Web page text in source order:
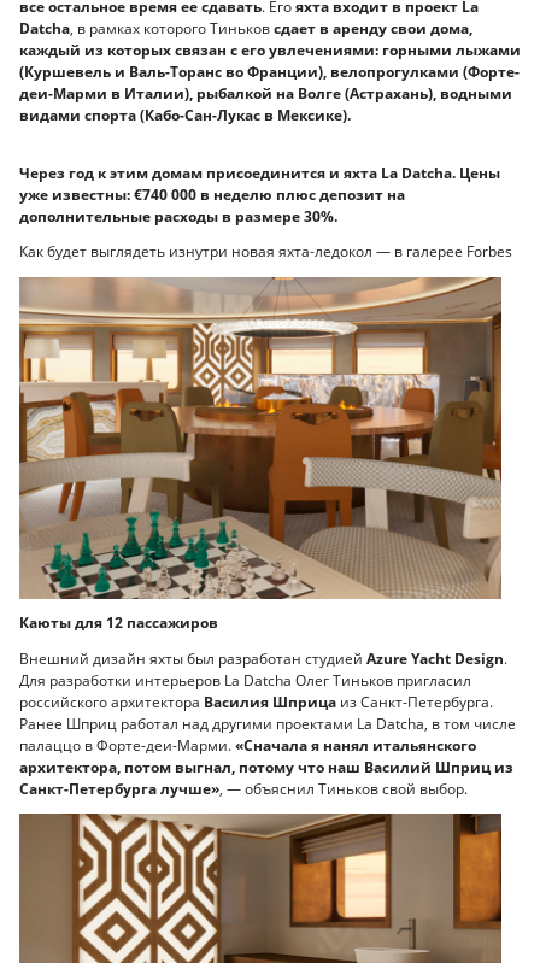
все остальное время ее сдавать. Егояхта входит в проект La
Datcha, в рамках которого Тиньковсдает в аренду свои дома,
каждый из которых связан с его увлечениями: горными лыжами
(Куршевель и Валь-Торанс во Франции), велопрогулками (Форте-
деи-Марми в Италии), рыбалкой на Волге (Астрахань), водными
видами спорта (Кабо-Сан-Лукас в Мексике).
Через год к этим домам присоединится и яхта La Datcha. Цены
уже известны: €740 000 в неделю плюс депозит на
дополнительные расходы в размере 30%.
Как будет выглядеть изнутри новая яхта-ледокол — в галерее Forbes
Каюты для 12 пассажиров
Внешний дизайн яхты был разработан студией Azure Yacht Design.
Для разработки интерьеров La Datcha Олег Тиньков пригласил
российского архитектора Василия Шприца из Санкт-Петербурга.
Ранее Шприц работал над другими проектами Lа Datcha, в том числе
палаццо в Форте-деи-Марми.«Сначала я нанял итальянского
архитектора, потом выгнал, потому что наш Василий Шприц из
Санкт-Петербурга лучше», — объяснил Тиньков свой выбор.